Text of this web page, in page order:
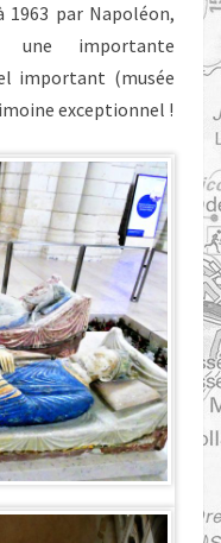
1963 par Napoléon,
une importante
important (musée
exceptionnel !